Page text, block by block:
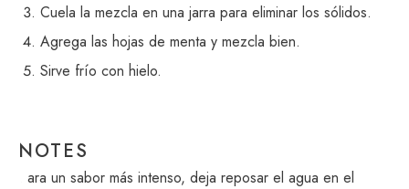
Cuela la mezcla en una jarra para eliminar los sólidos.
Agrega las hojas de menta y mezcla bien.
Sirve frío con hielo.
NOTES
Para un sabor más intenso, deja reposar el agua en el